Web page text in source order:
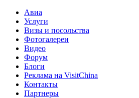
Авиа
Услуги
Визы и посольства
Фотогалереи
Видео
Форум
Блоги
Реклама на VisitChina
Контакты
Партнеры